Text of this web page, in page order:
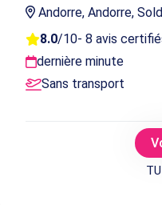
Andorre, Andorre,
8.0/10- 8 avis
dernière minute
Sans transport